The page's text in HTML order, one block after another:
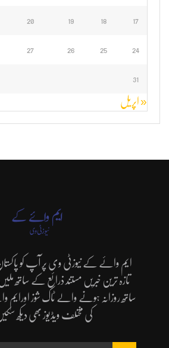
17
18
19
20
24
25
26
27
31
« اپریل
ایم وائے کے نیوزٹی وی پر آپ کو
تازہ ترین خبریں مستند ذرائع کے ساتھ
ساتھ روزانہ ہونے والے ٹاک شوز
کی مختلف ویڈیوز بھی دیکھ